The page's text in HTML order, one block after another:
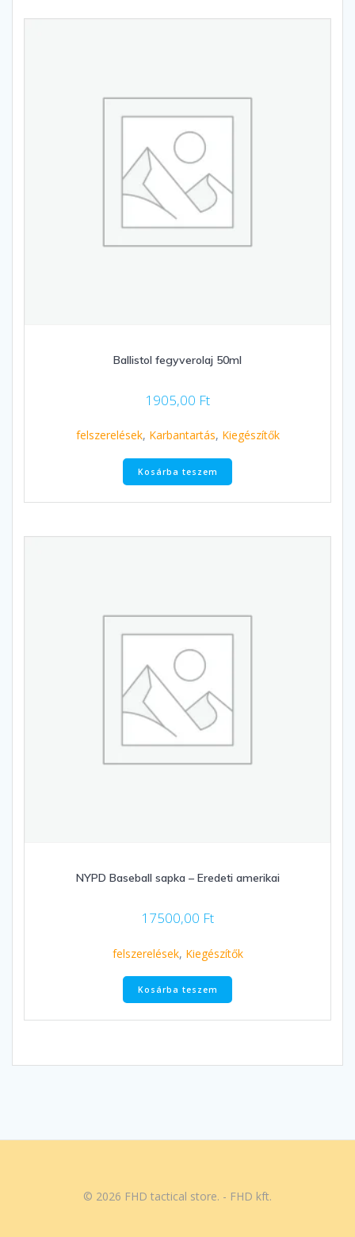
Ballistol fegyverolaj 50ml
1905,00 Ft
felszerelések, Karbantartás, Kiegészítők
Kosárba teszem
NYPD Baseball sapka – Eredeti amerikai
17500,00 Ft
felszerelések, Kiegészítők
Kosárba teszem
© 2026 FHD tactical store. - FHD kft.